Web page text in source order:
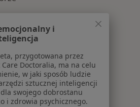
Psychiatrzy w pobliżu
choroby
i
przygotowana przez
Care Doctoralia, ma na celu
w jaki sposób ludzie
sztucznej inteligencji
swojego dobrostanu
i zdrowia psychicznego.